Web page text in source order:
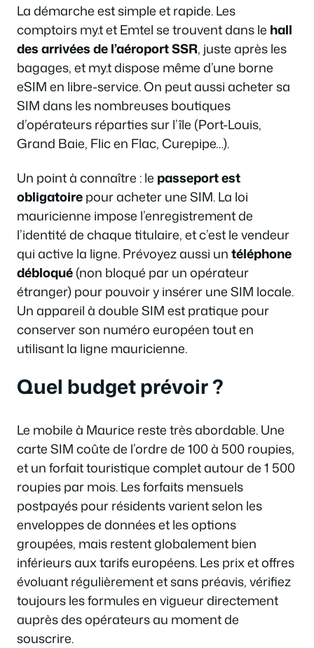
La démarche est simple et rapide. Les
comptoirs my.t et Emtel se trouvent dans le hall
des arrivées de l’aéroport SSR, juste après les
bagages, et my.t dispose même d’une borne
eSIM en libre-service. On peut aussi acheter sa
SIM dans les nombreuses boutiques
d’opérateurs réparties sur l’île (Port-Louis,
Grand Baie, Flic en Flac, Curepipe…).
Un point à connaître : le passeport est
obligatoirepour acheter une SIM. La loi
mauricienne impose l’enregistrement de
l’identité de chaque titulaire, et c’est le vendeur
qui active la ligne. Prévoyez aussi untéléphone
débloqué(non bloqué par un opérateur
étranger) pour pouvoir y insérer une SIM locale.
Un appareil à double SIM est pratique pour
conserver son numéro européen tout en
utilisant la ligne mauricienne.
Quel budget prévoir ?
Le mobile à Maurice reste très abordable. Une
carte SIM coûte de l’ordre de 100 à 500 roupies,
et un forfait touristique complet autour de 1 500
roupies par mois. Les forfaits mensuels
postpayés pour résidents varient selon les
enveloppes de données et les options
groupées, mais restent globalement bien
inférieurs aux tarifs européens. Les prix et offres
évoluant régulièrement et sans préavis, vérifiez
toujours les formules en vigueur directement
auprès des opérateurs au moment de
souscrire.